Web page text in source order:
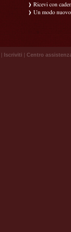
Ricevi con
Un modo
| Iscriviti | Centro